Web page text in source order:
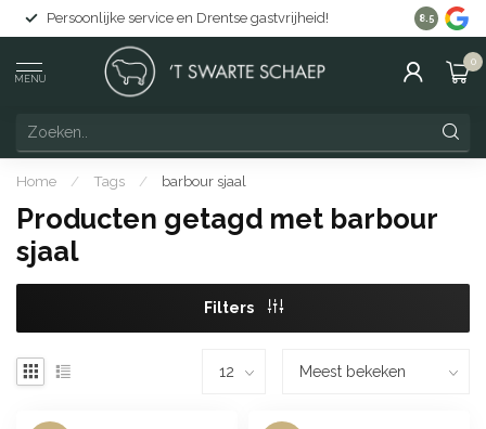
Persoonlijke service en Drentse gastvrijheid! Gratis
8.5
MENU
0
Home / Tags / barbour sjaal
Producten getagd met barbour
sjaal
Filters